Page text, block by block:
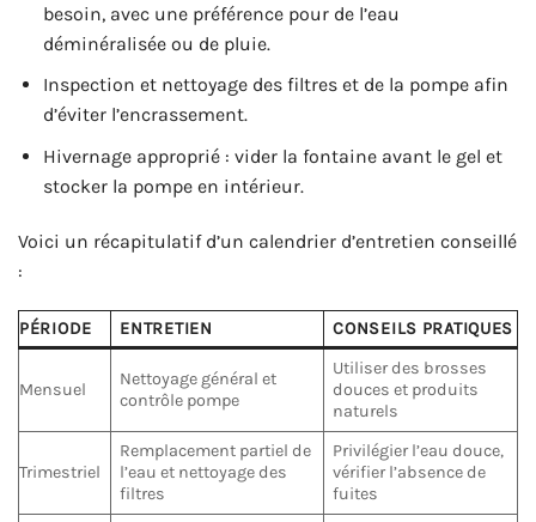
besoin, avec une préférence pour de l’eau
déminéralisée ou de pluie.
Inspection et nettoyage des filtres et de la pompe afin
d’éviter l’encrassement.
Hivernage approprié : vider la fontaine avant le gel et
stocker la pompe en intérieur.
Voici un récapitulatif d’un calendrier d’entretien conseillé
:
PÉRIODE ENTRETIEN CONSEILS PRATIQUES
Mensuel
Nettoyage général et
contrôle pompe
Utiliser des brosses
douces et produits
naturels
Trimestriel
Remplacement partiel de
l’eau et nettoyage des
filtres
Privilégier l’eau douce,
vérifier l’absence de
fuites